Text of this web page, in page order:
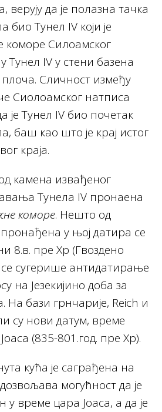
верују да је полазна тачка
био Тунел IV који је
коморе Силоамског
Тунел IV у стени базена
плоча. Сличност између
Сиолоамског натписа
је Тунел IV био почетак
баш као што је крај истог
краја.
камена извађеног
Тунела IV пронаена
коморе. Нешто од
пронађена у њој датира се
8.в. пре Хр (Гвоздено
сугерише антидатирање
на Језекијино доба за
На бази грнчарије, Reich и
су нови датум, време
(835-801.год. пре Хр).
кућа је саграђена на
могућност да је
у време цара Јоаса, а да је